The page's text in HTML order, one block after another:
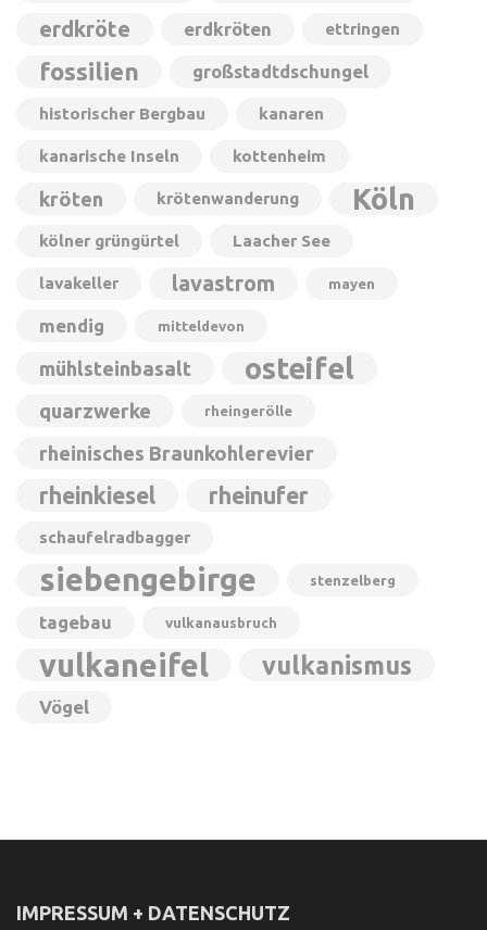
erdkröte erdkröten ettringen
fossilien großstadtdschungel
historischer Bergbau kanaren
kanarische Inseln kottenheim
kröten krötenwanderung Köln
kölner grüngürtel Laacher See
lavakeller lavastrom mayen
mendig mitteldevon
mühlsteinbasalt osteifel
quarzwerke rheingerölle
rheinisches Braunkohlerevier
rheinkiesel rheinufer
schaufelradbagger
siebengebirge stenzelberg
tagebau vulkanausbruch
vulkaneifel vulkanismus
Vögel
IMPRESSUM + DATENSCHUTZ